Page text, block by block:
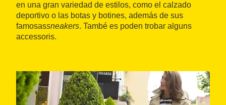
en una gran variedad de estilos, como el calzado
deportivo o las botas y botines, además de sus
famosassneakers. També es poden trobar alguns
accessoris.